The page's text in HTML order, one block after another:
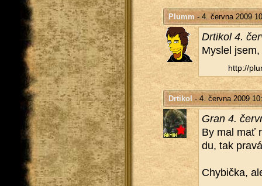
Plumm - 4. června 2009
Dr­ti­kol 4.
Mys­lel
http://​
Drtikol - 4. června 2009
Gran 4.
By mal mať
du, tak
Chy­bič­ka,